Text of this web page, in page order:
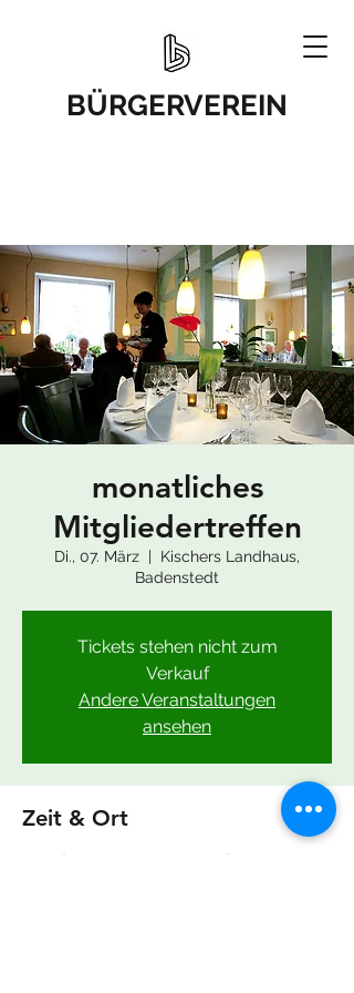
BÜRGERVEREIN
monatliches
Mitgliedertreffen
Di., 07. März
  |
Kischers Landhaus,
Badenstedt
Tickets stehen nicht zum
Verkauf
Andere Veranstaltungen
ansehen
Zeit & Ort
07. März 2023, 19:00 – 08. März 2023, 19:00